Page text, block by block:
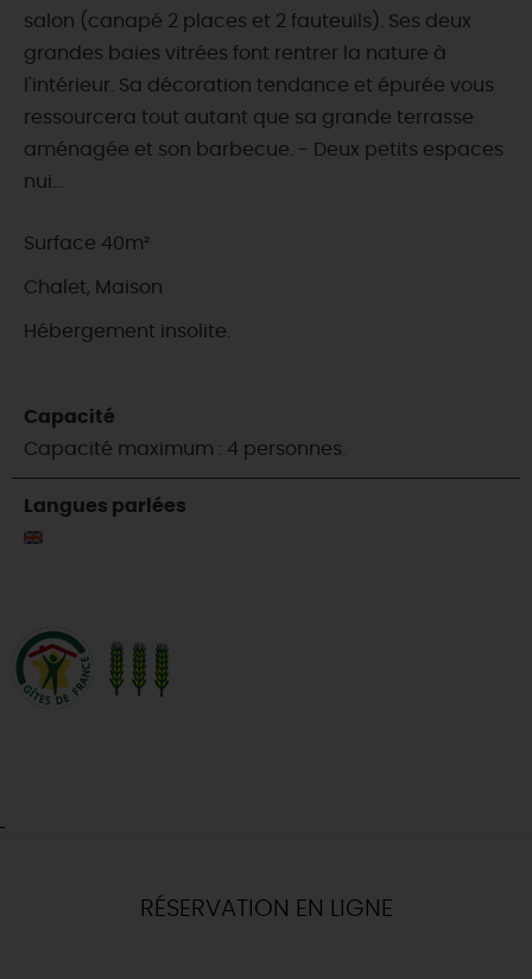
salon (canapé 2 places et 2 fauteuils). Ses deux
grandes baies vitrées font rentrer la nature à
l'intérieur. Sa décoration tendance et épurée vous
ressourcera tout autant que sa grande terrasse
aménagée et son barbecue. - Deux petits espaces
nui...
Surface 40m²
Chalet, Maison
Hébergement insolite.
Capacité
Capacité maximum : 4 personnes.
Langues parlées
RÉSERVATION EN LIGNE